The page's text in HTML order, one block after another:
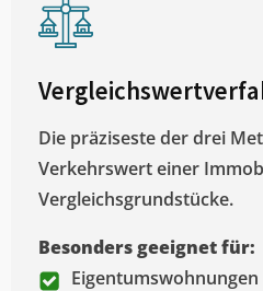
Die präziseste der drei
Verkehrswert einer
Vergleichsgrundstücke.
Besonders geeignet für:
Eigentumswohnungen